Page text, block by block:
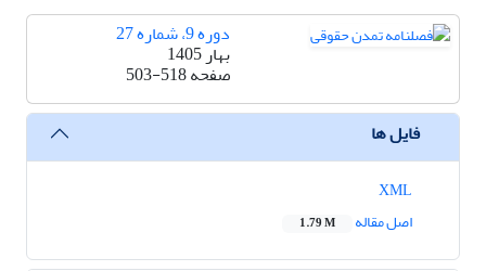
دوره 9، شماره 27
بهار 1405
صفحه503-518
فایل ها
اصل مقاله
1.79 M